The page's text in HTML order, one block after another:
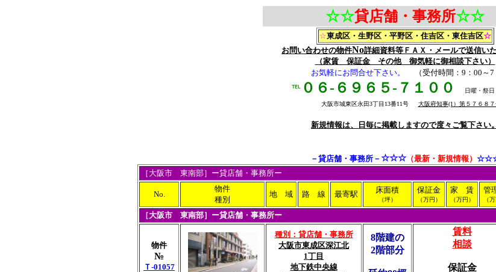
☆☆貸店舗・事務所☆☆
☆東成区・生野区・平野区・住吉区・東住吉区☆
お問い合わせの物件No詳細資料等ＦＡＸ・メールで送信いた
（家賃 保証金 その他 御気軽に御相談下さい）
お気軽にお問合せ下さい。
（受付時間：9：00～7
℡０６-６９６５-７１００
日曜・祭日
大阪市城東区永田3丁目13番11号
大阪府知事(1）第５７６８
新規情報は、日毎に掲載しますので度々ご覧下さい。
－貸店舗・事務所－ ☆☆☆（最新・新規情報）
［大阪市 東南部］ー貸店舗・事務所ー
No.
物件
種別
地 域 路 線 最寄駅 床面積
（坪）
保証金
（万円）
家 賃
（万円）
管
（
［大阪市 東南部］ー貸店舗・事務所ー
物件
№
Ｔ-01057
種別：貸店舗・事務所
大阪市東成区深江北
1丁目
地下鉄中央線
8階建の
2階部分
賃料
相談
保証金